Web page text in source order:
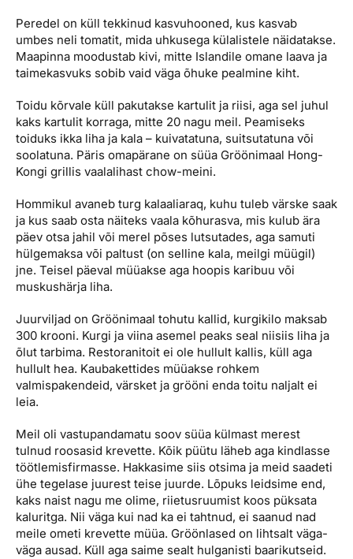
Peredel on küll tekkinud kasvuhooned, kus kasvab
umbes neli tomatit, mida uhkusega külalistele näidatakse.
Maapinna moodustab kivi, mitte Islandile omane laava ja
taimekasvuks sobib vaid väga õhuke pealmine kiht.
Toidu kõrvale küll pakutakse kartulit ja riisi, aga sel juhul
kaks kartulit korraga, mitte 20 nagu meil. Peamiseks
toiduks ikka liha ja kala – kuivatatuna, suitsutatuna või
soolatuna. Päris omapärane on süüa Gröönimaal Hong-
Kongi grillis vaalalihast chow-meini.
Hommikul avaneb turg kalaaliaraq, kuhu tuleb värske saak
ja kus saab osta näiteks vaala kõhurasva, mis kulub ära
päev otsa jahil või merel põses lutsutades, aga samuti
hülgemaksa või paltust (on selline kala, meilgi müügil)
jne. Teisel päeval müüakse aga hoopis karibuu või
muskushärja liha.
Juurviljad on Gröönimaal tohutu kallid, kurgikilo maksab
300 krooni. Kurgi ja viina asemel peaks seal niisiis liha ja
õlut tarbima. Restoranitoit ei ole hullult kallis, küll aga
hullult hea. Kaubakettides müüakse rohkem
valmispakendeid, värsket ja grööni enda toitu naljalt ei
leia.
Meil oli vastupandamatu soov süüa külmast merest
tulnud roosasid krevette. Kõik püütu läheb aga kindlasse
töötlemisfirmasse. Hakkasime siis otsima ja meid saadeti
ühe tegelase juurest teise juurde. Lõpuks leidsime end,
kaks naist nagu me olime, riietusruumist koos püksata
kaluritga. Nii väga kui nad ka ei tahtnud, ei saanud nad
meile ometi krevette müüa. Gröönlased on lihtsalt väga-
väga ausad. Küll aga saime sealt hulganisti baarikutseid.